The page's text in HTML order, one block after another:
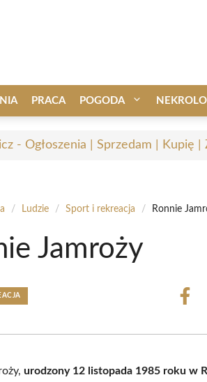
PRACA POGODA
- Ogłoszenia | Sprzedam | Kupię |
/ Ludzie / Sport i rekreacja / Ronnie
Jamroży
Share
urodzony 12 listopada 1985 roku w